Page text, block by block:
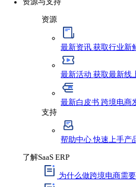
资源与支持
资源
最新活动获
最新白皮书